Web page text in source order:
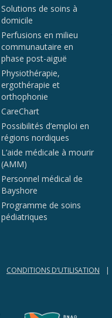
Solutions de soins à
domicile
Perfusions en milieu
communautaire en
phase post-aiguë
Physiothérapie,
ergothérapie et
orthophonie
CareChart
Possibilités d’emploi en
régions nordiques
L’aide médicale à mourir
(AMM)
Personnel médical de
Bayshore
Programme de soins
pédiatriques
CONDITIONS D’UTILISATION